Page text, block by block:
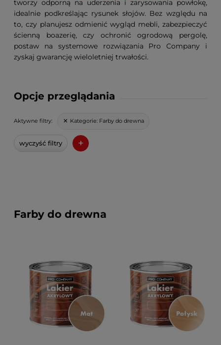
Opcje przeglądania
Aktywne filtry: Kategorie: Farby do drewna
wyczyść filtry +
tworzy odporną na uderzenia i zarysowania powłokę,
idealnie podkreślając rysunek słojów. Bez względu na
to, czy planujesz odmienić wygląd mebli, zabezpieczyć
ścienną boazerię, czy ochronić ogrodową pergolę,
postaw na systemowe rozwiązania Pro Company i
zyskaj gwarancję wieloletniej trwałości.
Farby do drewna